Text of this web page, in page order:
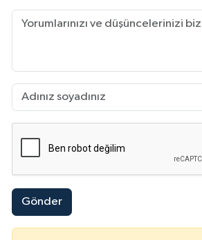
Gönder